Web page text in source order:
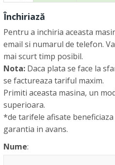
Închiriază
Pentru a inchiria aceasta
email si numarul de telefon.
mai scurt timp posibil.
Nota: Daca plata se face la
se factureaza tariful maxim.
Primiti aceasta masina, un
superioara.
*de tarifele afisate
garantia in avans.
Nume: